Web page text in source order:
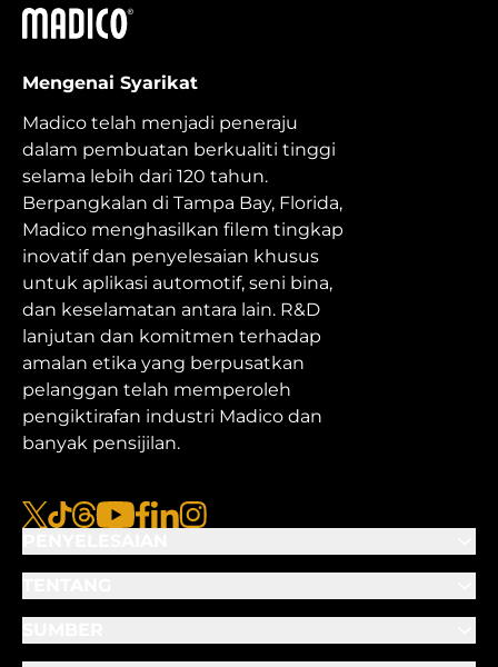
Madico
Mengenai Syarikat
Madico telah menjadi peneraju
dalam pembuatan berkualiti tinggi
selama lebih dari 120 tahun.
Berpangkalan di Tampa Bay, Florida,
Madico menghasilkan filem tingkap
inovatif dan penyelesaian khusus
untuk aplikasi automotif, seni bina,
dan keselamatan antara lain. R&D
lanjutan dan komitmen terhadap
amalan etika yang berpusatkan
pelanggan telah memperoleh
pengiktirafan industri Madico dan
banyak pensijilan.